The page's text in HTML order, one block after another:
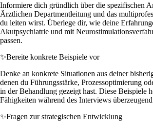
Informiere dich gründlich über die spezifischen
Ärztlichen Departmentleitung und das
du leiten wirst. Überlege dir, wie deine
Akutpsychiatrie und mit
passen.
✨Bereite konkrete Beispiele vor
Denke an konkrete Situationen aus deiner
denen du Führungsstärke, Prozessoptimierung
in der Behandlung gezeigt hast. Diese Beispiele
Fähigkeiten während des Interviews
✨Fragen zur strategischen Entwicklung